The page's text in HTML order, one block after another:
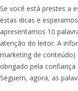
Se você está prestes a
estas dicas e
apresentamos 10
atenção do leitor. A
marketing de
obrigado pela
Seguem, agora, as